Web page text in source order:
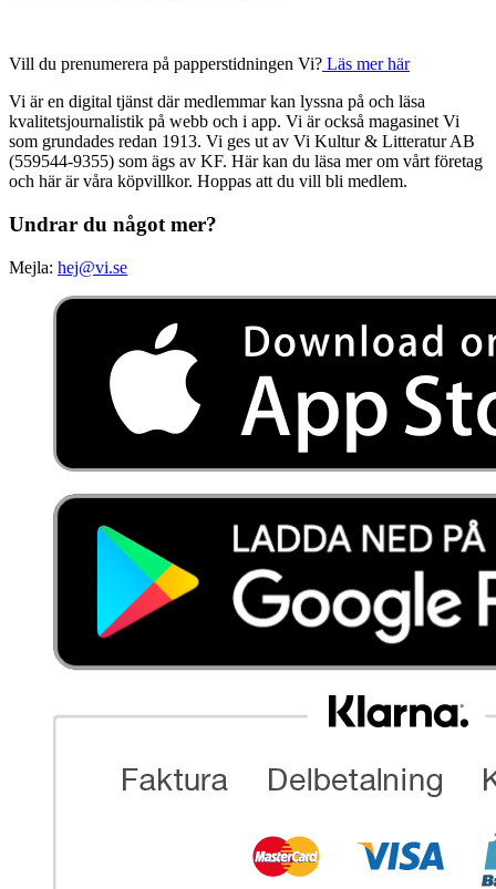
Vill du prenumerera på papperstidningen Vi? Läs mer här
Vi är en digital tjänst där medlemmar kan lyssna på och läsa
kvalitetsjournalistik på webb och i app. Vi är också magasinet Vi
som grundades redan 1913. Vi ges ut av Vi Kultur & Litteratur AB
(559544-9355) som ägs av KF. Här kan du läsa mer om vårt företag
och här är våra köpvillkor. Hoppas att du vill bli medlem.
Undrar du något mer?
Mejla: hej@vi.se